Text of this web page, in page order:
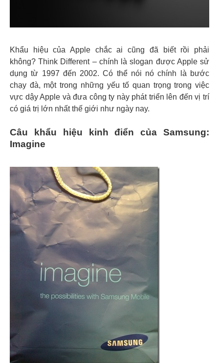
Khẩu hiệu của Apple chắc ai cũng đã biết rồi phải
không? Think Different – chính là slogan được Apple sử
dụng từ 1997 đến 2002. Có thể nói nó chính là bước
chạy đà, một trong những yếu tố quan trọng trong việc
vực dậy Apple và đưa công ty này phát triển lên đến vị trí
có giá trị lớn nhất thế giới như ngày nay.
Câu khẩu hiệu kinh điển của Samsung:
Imagine